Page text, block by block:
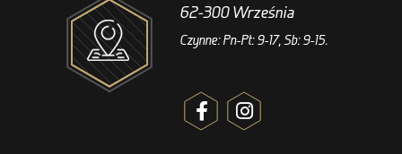
62-300 Września
Czynne: Pn-Pt: 9-17, Sb: 9-15.